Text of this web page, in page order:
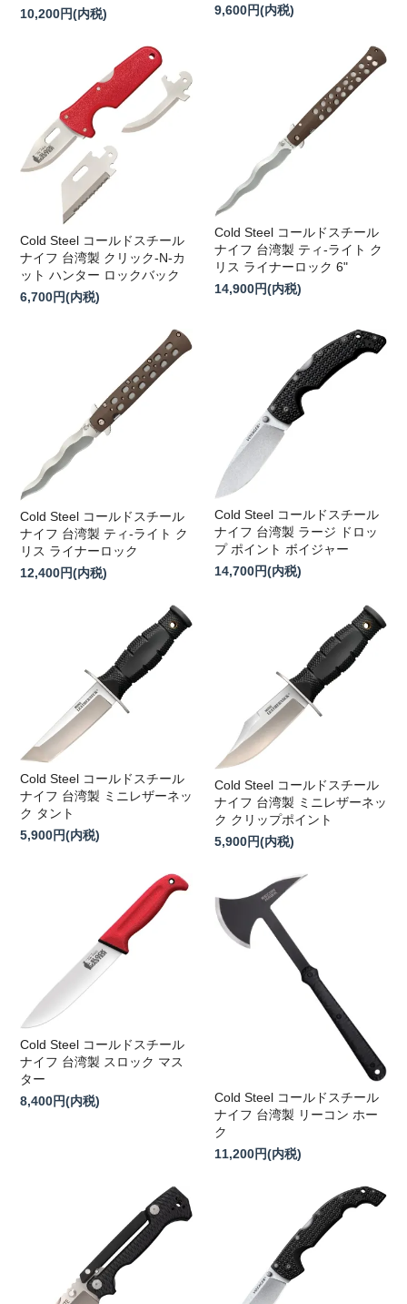
10,200円(内税)
9,600円(内税)
Cold Steel コールドスチール
ナイフ 台湾製 クリック-N-カ
ット ハンター ロックバック
6,700円(内税)
Cold Steel コールドスチール
ナイフ 台湾製 ティ-ライト ク
リス ライナーロック 6"
14,900円(内税)
Cold Steel コールドスチール
ナイフ 台湾製 ティ-ライト ク
リス ライナーロック
12,400円(内税)
Cold Steel コールドスチール
ナイフ 台湾製 ラージ ドロッ
プ ポイント ボイジャー
14,700円(内税)
Cold Steel コールドスチール
ナイフ 台湾製 ミニレザーネッ
ク タント
5,900円(内税)
Cold Steel コールドスチール
ナイフ 台湾製 ミニレザーネッ
ク クリップポイント
5,900円(内税)
Cold Steel コールドスチール
ナイフ 台湾製 スロック マス
ター
8,400円(内税)
Cold Steel コールドスチール
ナイフ 台湾製 リーコン ホー
ク
11,200円(内税)